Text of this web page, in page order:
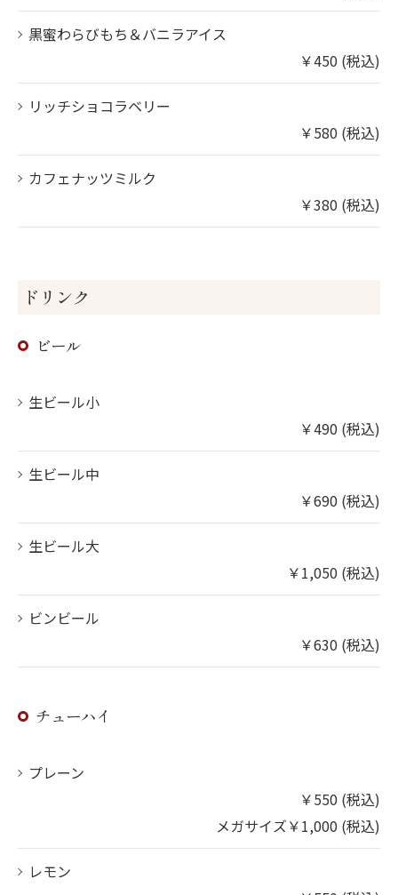
黒蜜わらびもち＆バニラアイス
￥450 (税込)
リッチショコラベリー
￥580 (税込)
カフェナッツミルク
￥380 (税込)
ドリンク
ビール
生ビール小
￥490 (税込)
生ビール中
￥690 (税込)
生ビール大
￥1,050 (税込)
ビンビール
￥630 (税込)
チューハイ
プレーン
￥550 (税込)
メガサイズ￥1,000 (税込)
レモン